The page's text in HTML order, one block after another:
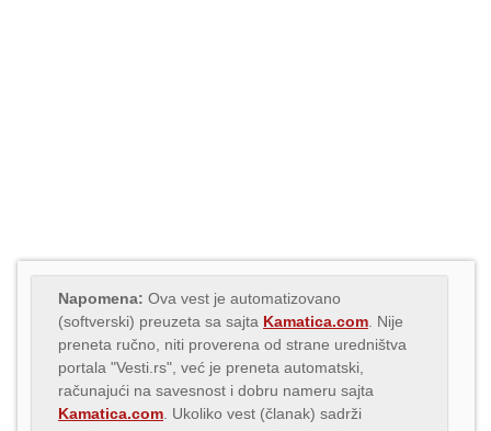
Napomena: Ova vest je automatizovano
(softverski) preuzeta sa sajta Kamatica.com . Nije
preneta ručno, niti proverena od strane uredništva
portala "Vesti.rs", već je preneta automatski,
računajući na savesnost i dobru nameru sajta
Kamatica.com . Ukoliko vest (članak) sadrži